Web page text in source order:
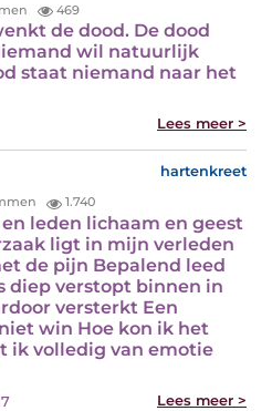
469
de dood. De dood
wil natuurlijk
staat niemand naar het
Lees meer >
hartenkreet
1.740
leden lichaam en geest
ligt in mijn verleden
de pijn Bepalend leed
diep verstopt binnen in
versterkt Een
win Hoe kon ik het
ik volledig van emotie
Lees meer >